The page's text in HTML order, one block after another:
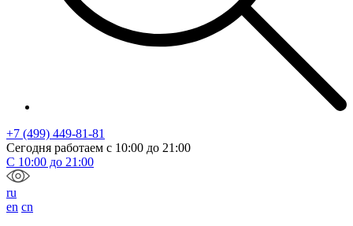
+7 (499) 449-81-81
Сегодня работаем с 10:00 до 21:00
С 10:00 до 21:00
ru
en cn